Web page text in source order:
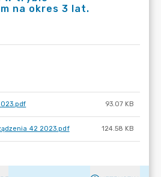
na okres 3 lat.
93.07 KB
42 2023.pdf 124.58 KB